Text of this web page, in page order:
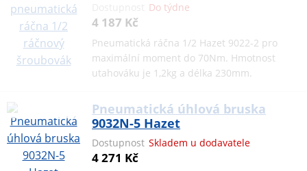
Do týdne
4 187 Kč
Pneumatická ráčna 1/2 Hazet 9022-2 pro
maximální moment do 70Nm. Hmotnost
utahováku je 1,2kg a délka 230mm.
Pneumatická úhlová bruska
9032N-5 Hazet
Dostupnost Skladem u dodavatele
4 271 Kč